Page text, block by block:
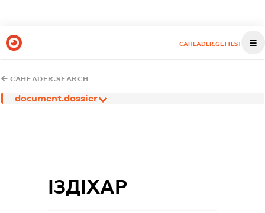
CAHEADER.GETTEST
CAHEADER.SEARCH
document.dossier
ІЗДІХАР